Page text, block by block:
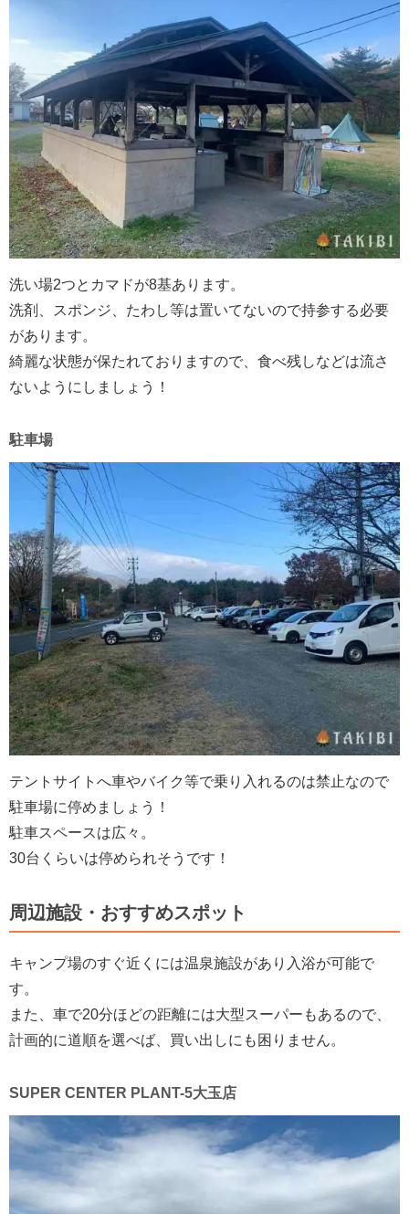
洗い場2つとカマドが8基あります。
洗剤、スポンジ、たわし等は置いてないので持参する必要
があります。
綺麗な状態が保たれておりますので、食べ残しなどは流さ
ないようにしましょう！
駐車場
テントサイトへ車やバイク等で乗り入れるのは禁止なので
駐車場に停めましょう！
駐車スペースは広々。
30台くらいは停められそうです！
周辺施設・おすすめスポット
キャンプ場のすぐ近くには温泉施設があり入浴が可能で
す。
また、車で20分ほどの距離には大型スーパーもあるので、
計画的に道順を選べば、買い出しにも困りません。
SUPER CENTER PLANT-5大玉店